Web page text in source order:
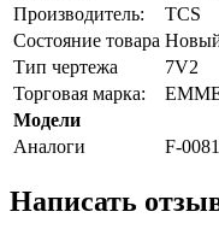
Производитель:
TCS
Состояние товара
Тип чертежа
7V2
Торговая марка:
Модели
Аналоги
F-
Написать